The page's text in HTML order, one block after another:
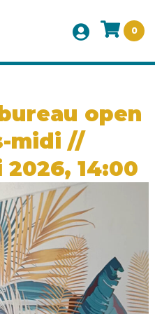
0
open
midi //
14:00